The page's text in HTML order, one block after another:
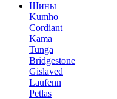
Шины
Kumho
Cordiant
Kama
Tunga
Bridgestone
Gislaved
Laufenn
Petlas